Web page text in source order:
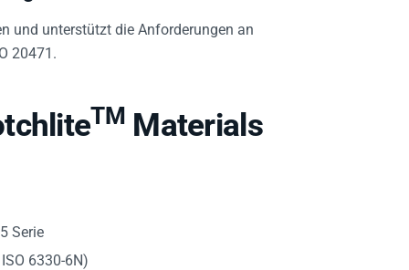
und unterstützt die Anforderungen an
20471.
TMMaterials
Serie
6330-6N)